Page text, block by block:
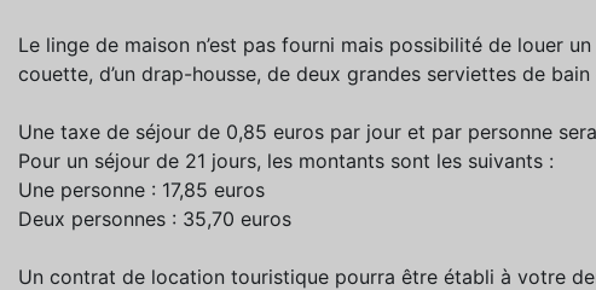
Le linge de maison n’est pas fourni mais possibilité de louer
couette, d’un drap-housse, de deux grandes serviettes de
Une taxe de séjour de 0,85 euros par jour et par personne
Pour un séjour de 21 jours, les montants sont les suivants :
Une personne : 17,85 euros
Deux personnes : 35,70 euros
Un contrat de location touristique pourra être établi à votre